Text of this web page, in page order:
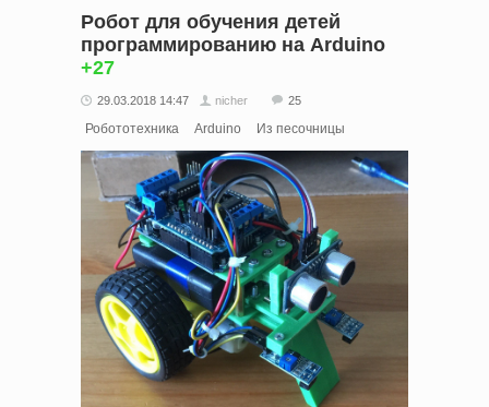
Робот для обучения детей
программированию на Arduino
+27
29.03.2018 14:47 nicher 25
Робототехника Arduino Из песочницы